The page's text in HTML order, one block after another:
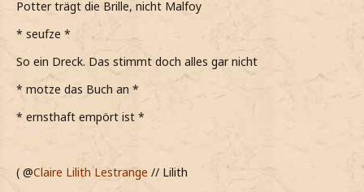
Potter trägt die Brille, nicht Malfoy
* seufze *
So ein Dreck. Das stimmt doch alles gar nicht
* motze das Buch an *
* ernsthaft empört ist *
( @Claire Lilith Lestrange // Lilith